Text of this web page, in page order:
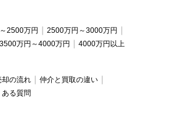
2500万円
2500万円～3000万円
3500万円～4000万円 4000万円以上
却の流れ
仲介と買取の違い
ある質問